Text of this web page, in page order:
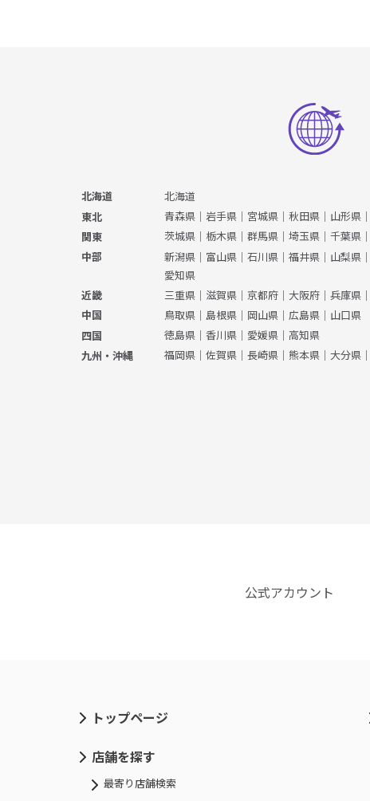
北海道
北海道
東北
青森県 ｜ 岩手県 ｜ 宮城県 ｜ 秋田県 ｜ 山形県 ｜
関東
茨城県 ｜ 栃木県 ｜ 群馬県 ｜ 埼玉県 ｜ 千葉県 ｜
中部
新潟県 ｜ 富山県 ｜ 石川県 ｜ 福井県 ｜ 山梨県 ｜
愛知県
近畿
三重県 ｜ 滋賀県 ｜ 京都府 ｜ 大阪府 ｜ 兵庫県 ｜
中国
鳥取県 ｜ 島根県 ｜ 岡山県 ｜ 広島県 ｜ 山口県
四国
徳島県 ｜ 香川県 ｜ 愛媛県 ｜ 高知県
九州・沖縄
福岡県 ｜ 佐賀県 ｜ 長崎県 ｜ 熊本県 ｜ 大分県 ｜
公式アカウント
トップページ
店舗を探す
最寄り店舗検索